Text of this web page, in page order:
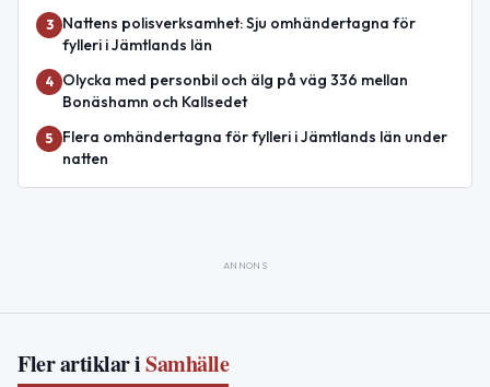
3
Nattens polisverksamhet: Sju omhändertagna för
fylleri i Jämtlands län
4
Olycka med personbil och älg på väg 336 mellan
Bonäshamn och Kallsedet
5
Flera omhändertagna för fylleri i Jämtlands län under
natten
ANNONS
Fler artiklar iSamhälle